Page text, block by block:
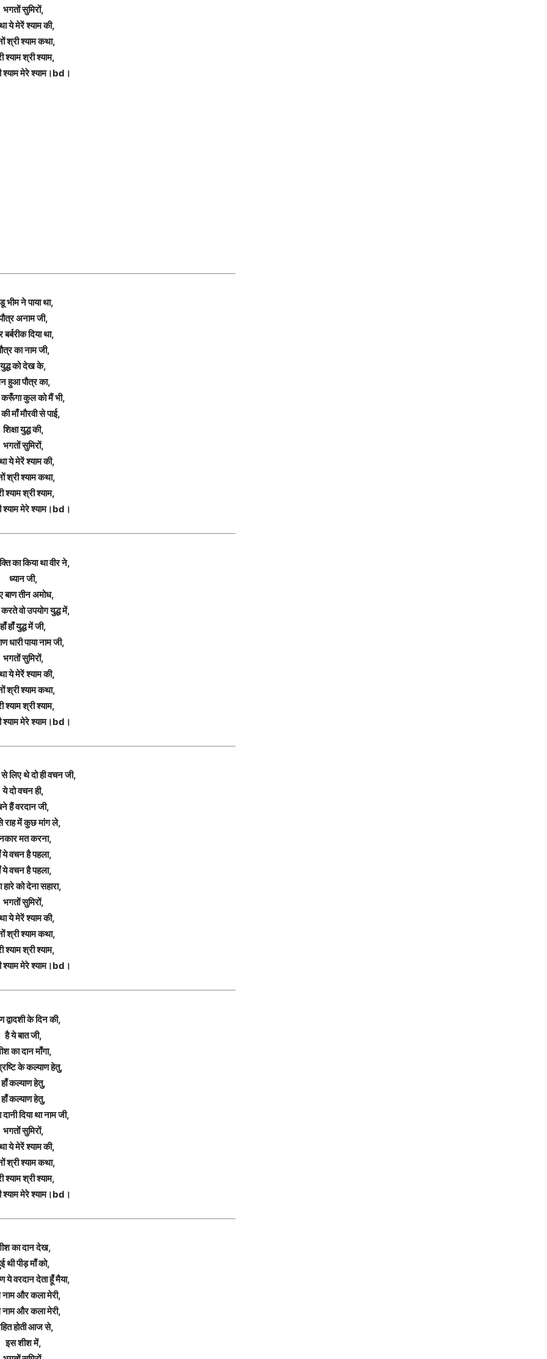
भगतों सुमिरों,
ये मेरें श्याम की,
श्री श्याम कथा,
श्याम श्री श्याम,
श्याम मेरे श्याम।bd।
भीम ने पाया था,
अनाम जी,
बर्बरीक दिया था,
का नाम जी,
युद्ध को देख के,
हुआ पौत्र का,
कुल को मैं भी,
माँ मौरवी से पाई,
शिक्षा युद्ध की,
भगतों सुमिरों,
ये मेरें श्याम की,
श्री श्याम कथा,
श्याम श्री श्याम,
श्याम मेरे श्याम।bd।
का किया था वीर ने,
ध्यान जी,
बाण तीन अमोध,
वो उपयोग युद्ध में,
हाँ हाँ युद्ध में जी,
धारी पाया नाम जी,
भगतों सुमिरों,
ये मेरें श्याम की,
श्री श्याम कथा,
श्याम श्री श्याम,
श्याम मेरे श्याम।bd।
लिए थे दो ही वचन जी,
ये दो वचन ही,
हैं वरदान जी,
में कुछ मांग ले,
मत करना,
ये वचन है पहला,
ये वचन है पहला,
हारे को देना सहारा,
भगतों सुमिरों,
ये मेरें श्याम की,
श्री श्याम कथा,
श्याम श्री श्याम,
श्याम मेरे श्याम।bd।
द्वादशी के दिन की,
है ये बात जी,
का दान माँगा,
के कल्याण हेतु,
हाँ कल्याण हेतु,
हाँ कल्याण हेतु,
दिया था नाम जी,
भगतों सुमिरों,
ये मेरें श्याम की,
श्री श्याम कथा,
श्याम श्री श्याम,
श्याम मेरे श्याम।bd।
का दान देख,
थी पीड़ माँ को,
ये वरदान देता हूँ मैया,
नाम और कला मेरी,
नाम और कला मेरी,
होती आज से,
इस शीश में,